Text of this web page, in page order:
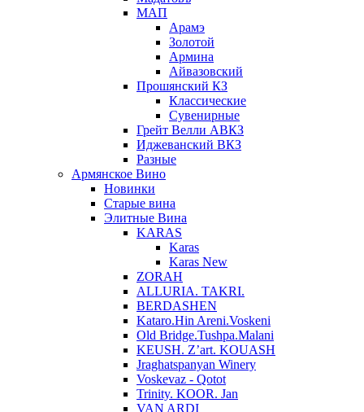
МАП
Арамэ
Золотой
Армина
Айвазовский
Прошянский КЗ
Классические
Сувенирные
Грейт Велли АВКЗ
Иджеванский ВКЗ
Разные
Армянское Вино
Новинки
Старые вина
Элитные Вина
KARAS
Karas
Karas New
ZORAH
ALLURIA. TAKRI.
BERDASHEN
Kataro.Hin Areni.Voskeni
Old Bridge.Tushpa.Malani
KEUSH. Z’art. KOUASH
Jraghatspanyan Winery
Voskevaz - Qotot
Trinity. KOOR. Jan
VAN ARDI